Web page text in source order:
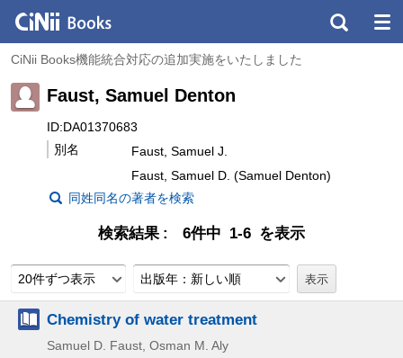
CiNii Books機能統合対応の追加実施をいたしました
Faust, Samuel Denton
ID:DA01370683
別名
Faust, Samuel J.
Faust, Samuel D. (Samuel Denton)
同姓同名の著者を検索
検索結果 6件中 1-6 を表示
20件ずつ表示 出版年：新しい順
Chemistry of water treatment
Samuel D. Faust, Osman M. Aly